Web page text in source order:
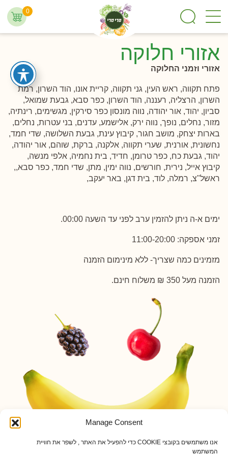
Manage Consent
אנו משתמשים בקובצי COOKIE כדי להפעיל את האתר , לשפר את חוויית
המשתמש
0
אזורי חלוקה
אזורי וזמני החלוקה
פתח תקווה, ראש העין, גני תקווה, קריית אונו, הוד השרון, רמת
השרון, הרצליה, רעננה, הוד השרון, כפר סבא, גבעת שמואל,
סביון, יהוד, אור יהודה, נווה מונסון כפר סירקין, מגשימים, רינתיה,
מזור, נחלים, נופך, נווה ירק, אלישמע, עדנים, בני עטרות, נחלים,
בארות יצחק, מושב חגור, קיבוץ עינת, גבעת השלושה, שדי חמד,
נחשונית, אורנית, שערי תקווה, אלקנה, ברקת, שוהם, אור יהודה,
יהוד, גבעת כח, כפר טרומן, חדיד, בית נחמיה, אלפי מנשה,
קיבוץ אייל, נירית, חורשים, נווה ימין, מתן, שדי חמד, כפר סבא,,
ראשל"צ, רמלה, לוד, בית דגן, באר יעקב,
ימים א-ה ניתן להזמין ערב לפני עד השעה 00:00.
זמני אספקה: 11:00-20:00
מזמינים כמה שצריך- ללא מינימום הזמנה
הזמנה מעל 350 ₪ משלוח חינם.